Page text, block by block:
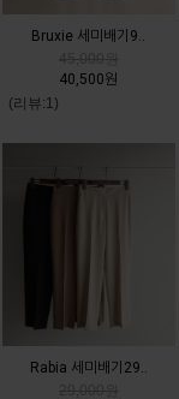
Bruxie 세미배기9..
40,500원
(리뷰:1)
Rabia 세미배기29..